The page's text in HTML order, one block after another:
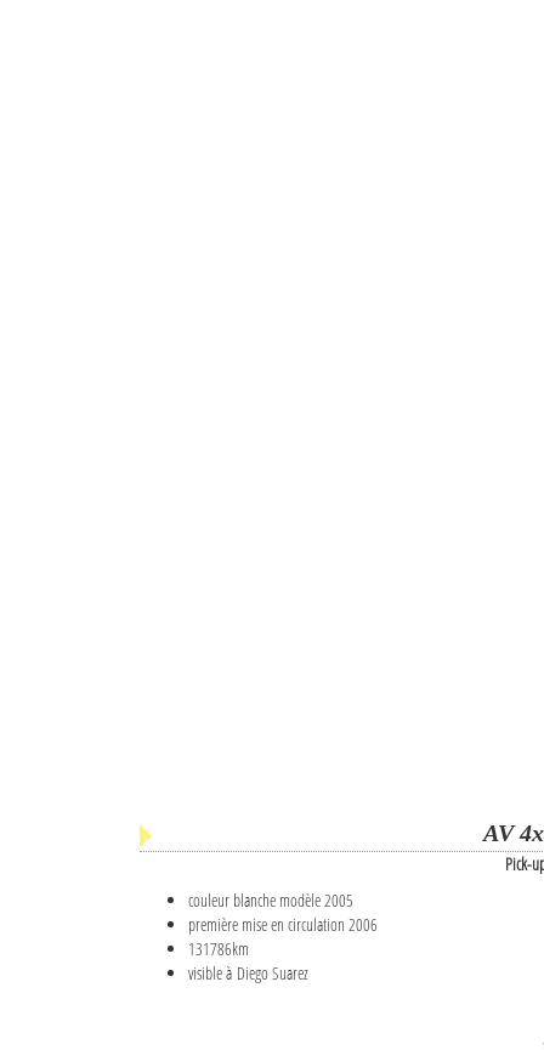
AV
Pick-
couleur blanche modèle 2005
première mise en circulation 2006
131786km
visible à Diego Suarez